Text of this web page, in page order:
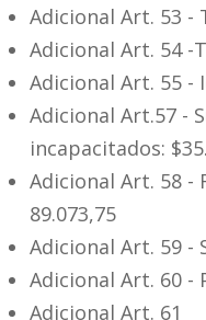
Adicional Art. 53 -
Adicional Art. 54 -
Adicional Art. 55 -
Adicional Art.57 -
incapacitados:
Adicional Art. 58 -
89.073,75
Adicional Art. 59 -
Adicional Art. 60 -
Adicional Art. 61